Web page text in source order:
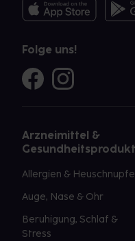
Folge uns!
Arzneimittel &
Allergien &
Auge, Nase & Ohr
Beruhigung, Schlaf &
Stress